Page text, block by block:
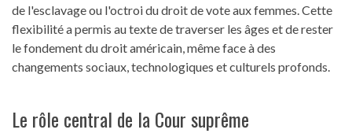
de l'esclavage ou l'octroi du droit de vote aux femmes. Cette
flexibilité a permis au texte de traverser les âges et de rester
le fondement du droit américain, même face à des
changements sociaux, technologiques et culturels profonds.
Le rôle central de la Cour suprême